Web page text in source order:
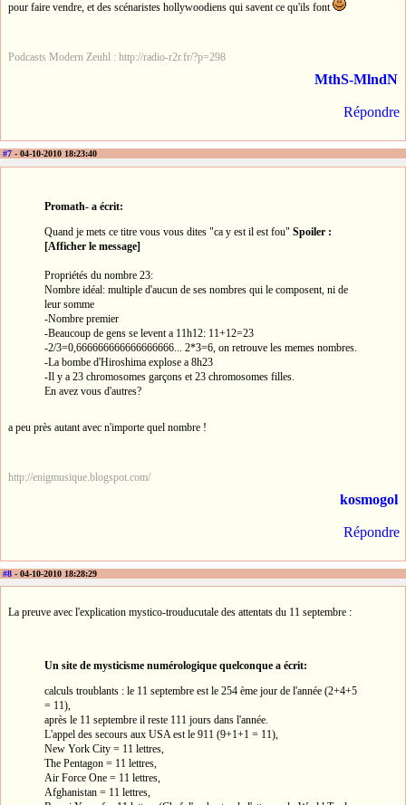
pour faire vendre, et des scénaristes hollywoodiens qui savent ce qu'ils font
Podcasts Modern Zeuhl : http://radio-r2r.fr/?p=298
MthS-MlndN
Répondre
#7 - 04-10-2010 18:23:40
Promath- a écrit:
Quand je mets ce titre vous vous dites "ca y est il est fou" Spoiler :
[Afficher le message]
Propriétés du nombre 23:
Nombre idéal: multiple d'aucun de ses nombres qui le composent, ni de
leur somme
-Nombre premier
-Beaucoup de gens se levent a 11h12: 11+12=23
-2/3=0,666666666666666666... 2*3=6, on retrouve les memes nombres.
-La bombe d'Hiroshima explose a 8h23
-Il y a 23 chromosomes garçons et 23 chromosomes filles.
En avez vous d'autres?
a peu près autant avec n'importe quel nombre !
http://enigmusique.blogspot.com/
kosmogol
Répondre
#8 - 04-10-2010 18:28:29
La preuve avec l'explication mystico-trouducutale des attentats du 11 septembre :
Un site de mysticisme numérologique quelconque a écrit:
calculs troublants : le 11 septembre est le 254 ème jour de l'année (2+4+5
= 11),
après le 11 septembre il reste 111 jours dans l'année.
L'appel des secours aux USA est le 911 (9+1+1 = 11),
New York City = 11 lettres,
The Pentagon = 11 lettres,
Air Force One = 11 lettres,
Afghanistan = 11 lettres,